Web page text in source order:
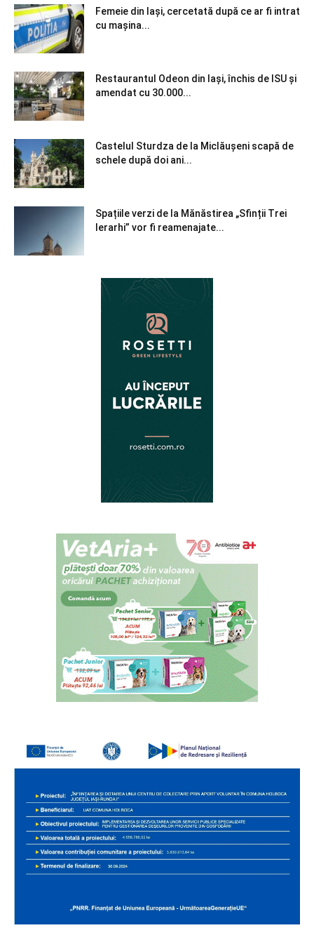
Femeie din Iași, cercetată după ce ar fi intrat
cu mașina...
Restaurantul Odeon din Iași, închis de ISU și
amendat cu 30.000...
Castelul Sturdza de la Miclăușeni scapă de
schele după doi ani...
Spațiile verzi de la Mănăstirea „Sfinții Trei
Ierarhi” vor fi reamenajate...